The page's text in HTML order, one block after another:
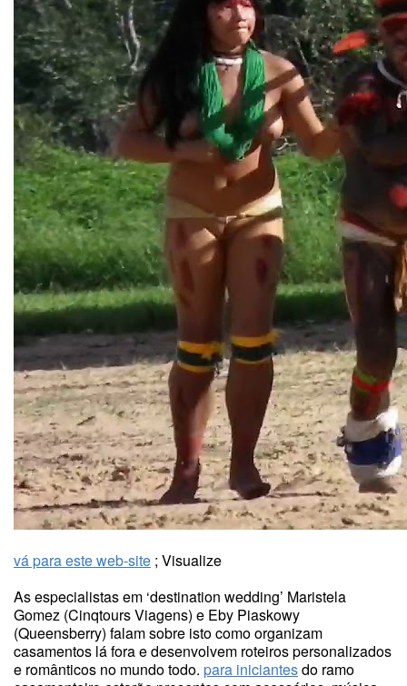
vá para este web-site ; Visualize
As especialistas em ‘destination wedding’ Maristela
Gomez (Cinqtours Viagens) e Eby Piaskowy
(Queensberry) falam sobre isto como organizam
casamentos lá fora e desenvolvem roteiros personalizados
e românticos no mundo todo. para iniciantesdo ramo